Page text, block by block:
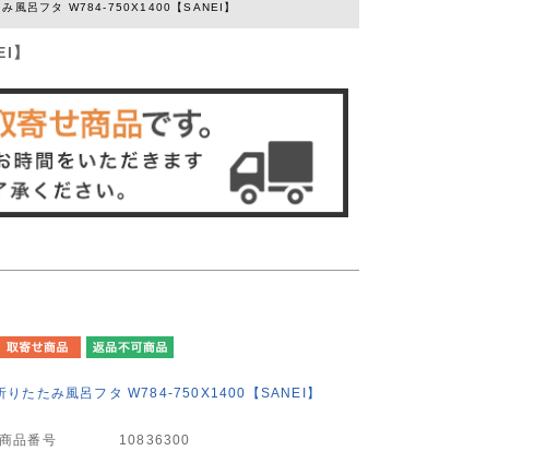
風呂フタ W784-750X1400【SANEI】
】
りたたみ風呂フタ W784-750X1400【SANEI】
商品番号
10836300